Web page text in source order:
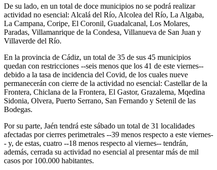
De su lado, en un total de doce municipios no se podrá realizar
actividad no esencial: Alcalá del Río, Alcolea del Río, La Algaba,
La Campana, Coripe, El Coronil, Guadalcanal, Los Molares,
Paradas, Villamanrique de la Condesa, Villanueva de San Juan y
Villaverde del Río.
En la provincia de Cádiz, un total de 35 de sus 45 municipios
quedan con restricciones --seis menos que los 41 de este viernes--
debido a la tasa de incidencia del Covid, de los cuales nueve
permanecerán con cierre de la actividad no esencial: Castellar de la
Frontera, Chiclana de la Frontera, El Gastor, Grazalema, Mqedina
Sidonia, Olvera, Puerto Serrano, San Fernando y Setenil de las
Bodegas.
Por su parte, Jaén tendrá este sábado un total de 31 localidades
afectadas por cierres perimetrales --39 menos respecto a este viernes-
- y, de estas, cuatro --18 menos respecto al viernes-- tendrán,
además, cerrada su actividad no esencial al presentar más de mil
casos por 100.000 habitantes.